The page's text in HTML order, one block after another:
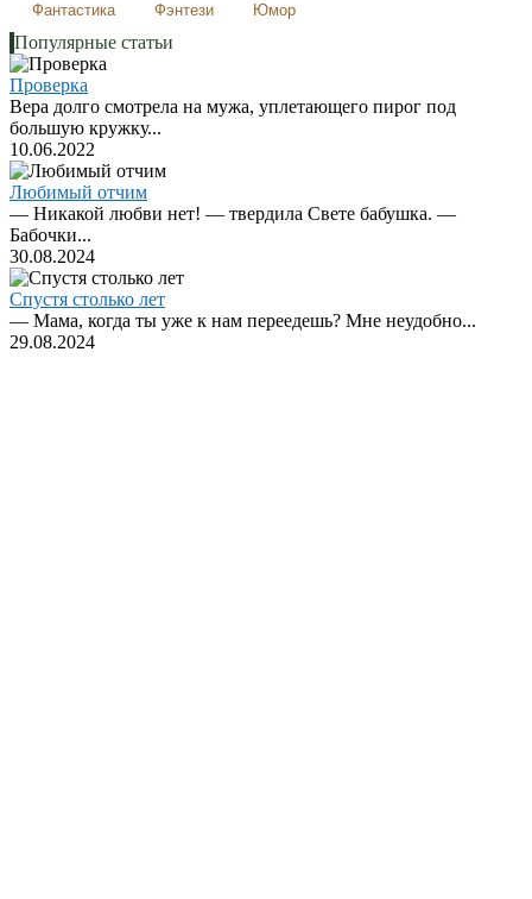
Фантастика
Фэнтези Юмор
Популярные статьи
Проверка
Вера долго смотрела на мужа, уплетающего пирог под
большую кружку...
10.06.2022
Любимый отчим
— Никакой любви нет! — твердила Свете бабушка. —
Бабочки...
30.08.2024
Спустя столько лет
— Мама, когда ты уже к нам переедешь? Мне неудобно...
29.08.2024